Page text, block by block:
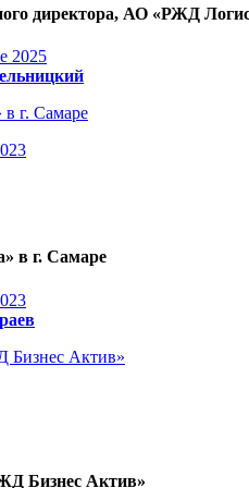
директора, АО «РЖД
2025
г. Самаре
в г. Самаре
Бизнес Актив»
Бизнес Актив»